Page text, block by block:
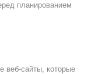
планированием
веб-сайты, которые